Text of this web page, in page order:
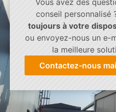
Vous avez des
conseil personnalisé
toujours à votre
ou envoyez-nous un e-
la meilleure
Contactez-nous